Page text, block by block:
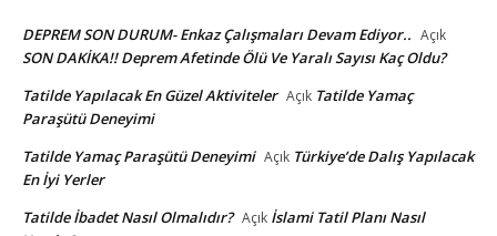
DEPREM SON DURUM- Enkaz Çalışmaları Devam Ediyor.. Açık
SON DAKİKA!! Deprem Afetinde Ölü Ve Yaralı Sayısı Kaç Oldu?
Tatilde Yapılacak En Güzel Aktiviteler Açık Tatilde Yamaç
Paraşütü Deneyimi
Tatilde Yamaç Paraşütü Deneyimi Açık Türkiye’de Dalış Yapılacak
En İyi Yerler
Tatilde İbadet Nasıl Olmalıdır? Açık İslami Tatil Planı Nasıl